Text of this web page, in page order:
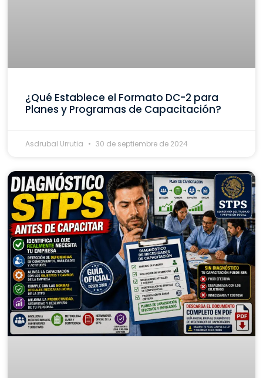
¿Qué Establece el Formato DC-2 para
Planes y Programas de Capacitación?
Asdrubal Urrutia 30 de septiembre de 2024